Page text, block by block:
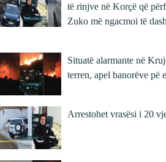
të rinjve në Korçë që
Zuko më ngacmoi të
Situatë alarmante në
terren, apel banorëve pë
Arrestohet vrasësi i 20